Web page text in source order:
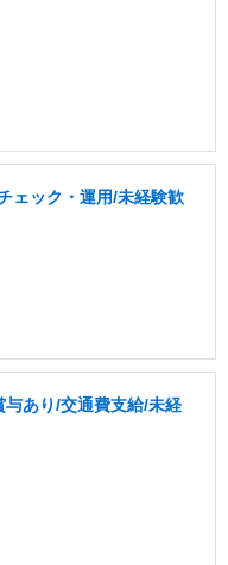
ェック・運用/未経験歓
あり/交通費支給/未経